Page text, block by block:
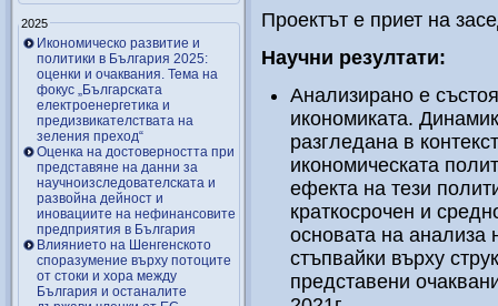
2025
Икономическо развитие и
политики в България 2025:
оценки и очаквания. Тема на
фокус „Българската
електроенергетика и
предизвикателствата на
зеления преход“
Оценка на достоверността при
представяне на данни за
научноизследователската и
развойна дейност и
иновациите на нефинансовите
предприятия в България
Влиянието на Шенгенското
споразумение върху потоците
от стоки и хора между
България и останалите
Проектът е приет на
Научни резултати:
Анализирано е
икономиката.
разгледана в
икономическата
ефекта на тези
краткосрочен и
основата на анализа
стъпвайки върху
представени